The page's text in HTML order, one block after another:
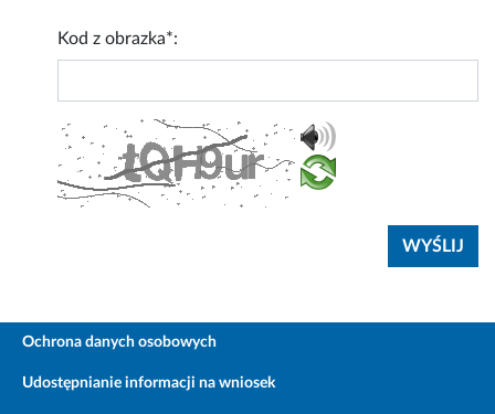
Kod z obrazka*:
Ochrona danych osobowych
Udostępnianie informacji na wniosek